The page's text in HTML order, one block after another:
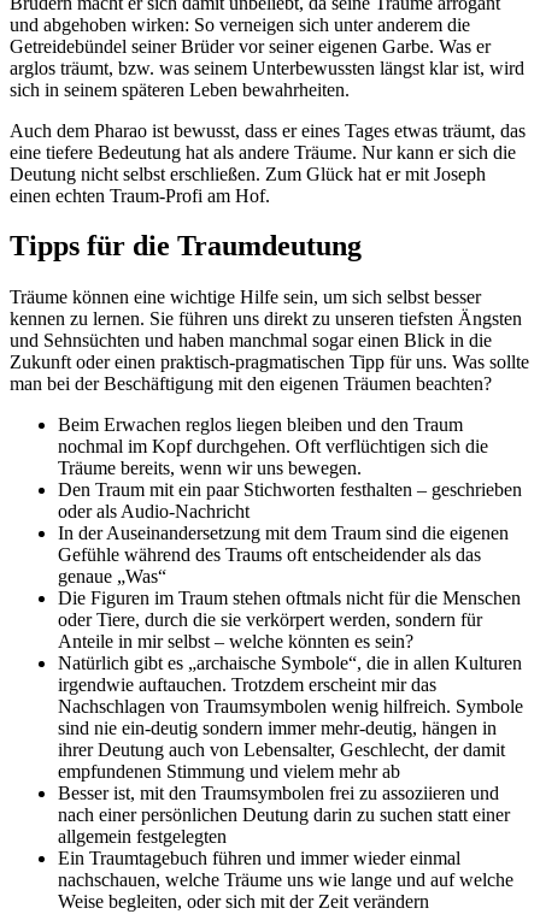
und abgehoben wirken: So verneigen sich unter anderem die
Getreidebündel seiner Brüder vor seiner eigenen Garbe. Was er
arglos träumt, bzw. was seinem Unterbewussten längst klar ist, wird
sich in seinem späteren Leben bewahrheiten.
Auch dem Pharao ist bewusst, dass er eines Tages etwas träumt, das
eine tiefere Bedeutung hat als andere Träume. Nur kann er sich die
Deutung nicht selbst erschließen. Zum Glück hat er mit Joseph
einen echten Traum-Profi am Hof.
Tipps für die Traumdeutung
Träume können eine wichtige Hilfe sein, um sich selbst besser
kennen zu lernen. Sie führen uns direkt zu unseren tiefsten Ängsten
und Sehnsüchten und haben manchmal sogar einen Blick in die
Zukunft oder einen praktisch-pragmatischen Tipp für uns. Was sollte
man bei der Beschäftigung mit den eigenen Träumen beachten?
Beim Erwachen reglos liegen bleiben und den Traum
nochmal im Kopf durchgehen. Oft verflüchtigen sich die
Träume bereits, wenn wir uns bewegen.
Den Traum mit ein paar Stichworten festhalten – geschrieben
oder als Audio-Nachricht
In der Auseinandersetzung mit dem Traum sind die eigenen
Gefühle während des Traums oft entscheidender als das
genaue „Was“
Die Figuren im Traum stehen oftmals nicht für die Menschen
oder Tiere, durch die sie verkörpert werden, sondern für
Anteile in mir selbst – welche könnten es sein?
Natürlich gibt es „archaische Symbole“, die in allen Kulturen
irgendwie auftauchen. Trotzdem erscheint mir das
Nachschlagen von Traumsymbolen wenig hilfreich. Symbole
sind nie ein-deutig sondern immer mehr-deutig, hängen in
ihrer Deutung auch von Lebensalter, Geschlecht, der damit
empfundenen Stimmung und vielem mehr ab
Besser ist, mit den Traumsymbolen frei zu assoziieren und
nach einer persönlichen Deutung darin zu suchen statt einer
allgemein festgelegten
Ein Traumtagebuch führen und immer wieder einmal
nachschauen, welche Träume uns wie lange und auf welche
Weise begleiten, oder sich mit der Zeit verändern